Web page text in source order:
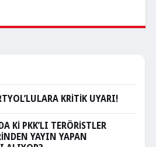
KRİTİK UYARI!
Kİ PKK’LI TERÖRİSTLER
YAYIN YAPAN